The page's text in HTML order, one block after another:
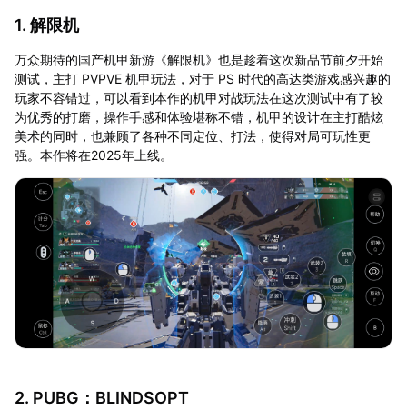
1. 解限机
万众期待的国产机甲新游《解限机》也是趁着这次新品节前夕开始
测试，主打 PVPVE 机甲玩法，对于 PS 时代的高达类游戏感兴趣的
玩家不容错过，可以看到本作的机甲对战玩法在这次测试中有了较
为优秀的打磨，操作手感和体验堪称不错，机甲的设计在主打酷炫
美术的同时，也兼顾了各种不同定位、打法，使得对局可玩性更
强。本作将在2025年上线。
2. PUBG：BLINDSOPT